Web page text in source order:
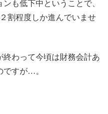
も低下中ということで、
割程度しか進んでいませ
わって今頃は財務会計あ
ですが…。